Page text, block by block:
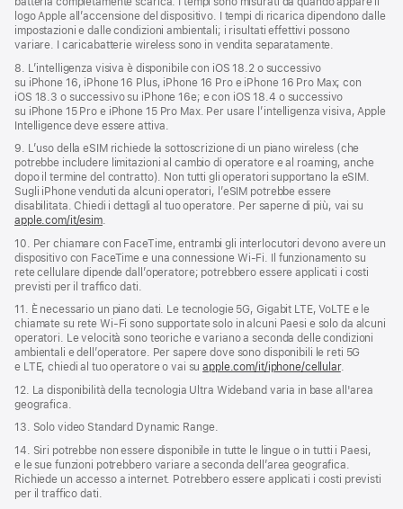
logo Apple all’accensione del dispositivo. I tempi di ricarica dipendono dalle
impostazioni e dalle condizioni ambientali; i risultati effettivi possono
variare. I caricabatterie wireless sono in vendita separatamente.
8. L’intelligenza visiva è disponibile con iOS 18.2 o successivo
su iPhone 16, iPhone 16 Plus, iPhone 16 Pro e iPhone 16 Pro Max; con
iOS 18.3 o successivo su iPhone 16e; e con iOS 18.4 o successivo
su iPhone 15 Pro e iPhone 15 Pro Max. Per usare l’intelligenza visiva, Apple
Intelligence deve essere attiva.
9. L’uso della eSIM richiede la sottoscrizione di un piano wireless (che
potrebbe includere limitazioni al cambio di operatore e al roaming, anche
dopo il termine del contratto). Non tutti gli operatori supportano la eSIM.
Sugli iPhone venduti da alcuni operatori, l’eSIM potrebbe essere
disabilitata. Chiedi i dettagli al tuo operatore. Per saperne di più, vai su
apple.com/it/esim.
10. Per chiamare con FaceTime, entrambi gli interlocutori devono avere un
dispositivo con FaceTime e una connessione Wi‑Fi. Il funzionamento su
rete cellulare dipende dall’operatore; potrebbero essere applicati i costi
previsti per il traffico dati.
11. È necessario un piano dati. Le tecnologie 5G, Gigabit LTE, VoLTE e le
chiamate su rete Wi‑Fi sono supportate solo in alcuni Paesi e solo da alcuni
operatori. Le velocità sono teoriche e variano a seconda delle condizioni
ambientali e dell’operatore. Per sapere dove sono disponibili le reti 5G
e LTE, chiedi al tuo operatore o vai suapple.com/it/iphone/cellular.
12. La disponibilità della tecnologia Ultra Wideband varia in base all'area
geografica.
13. Solo video Standard Dynamic Range.
14. Siri potrebbe non essere disponibile in tutte le lingue o in tutti i Paesi,
e le sue funzioni potrebbero variare a seconda dell’area geografica.
Richiede un accesso a internet. Potrebbero essere applicati i costi previsti
per il traffico dati.